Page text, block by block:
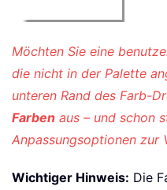
Möchten Sie eine
die nicht in der Palette
unteren Rand des Farb-
Farben aus – und schon
Anpassungsoptionen zur
Wichtiger Hinweis: Die